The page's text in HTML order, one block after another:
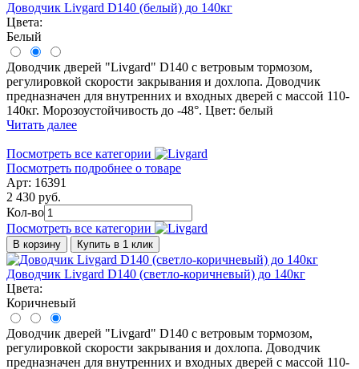
Доводчик Livgard D140 (белый) до 140кг
Цвета:
Белый
Доводчик дверей "Livgard" D140 с ветровым тормозом,
регулировкой скорости закрывания и дохлопа. Доводчик
предназначен для внутренних и входных дверей с массой 110-
140кг. Морозоустойчивость до -48°. Цвет: белый
Читать далее
Посмотреть все категории
Посмотреть подробнее о товаре
Арт: 16391
2 430 руб.
Кол-во
Посмотреть все категории
В корзину Купить в 1 клик
Доводчик Livgard D140 (светло-коричневый) до 140кг
Цвета:
Коричневый
Доводчик дверей "Livgard" D140 с ветровым тормозом,
регулировкой скорости закрывания и дохлопа. Доводчик
предназначен для внутренних и входных дверей с массой 110-